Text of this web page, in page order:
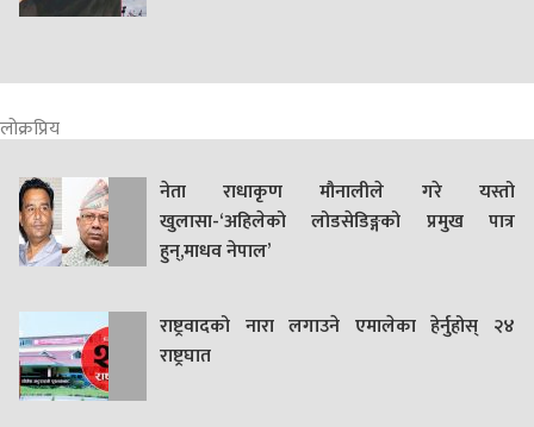
लोक्रप्रिय
नेता राधाकृण मौनालीले गरे यस्तो
खुलासा-‘अहिलेको लोडसेडिङ्गको प्रमुख पात्र
हुन्,माधव नेपाल’
राष्ट्रवादको नारा लगाउने एमालेका हेर्नुहोस् २४
राष्ट्रघात